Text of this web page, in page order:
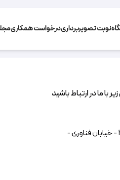
نوبت تصویربرداریدرخواست همکاری
با ما در ارتباط باشید
شیراز - شهرک آرین - کوچه ۲ - خیابان فناوری -